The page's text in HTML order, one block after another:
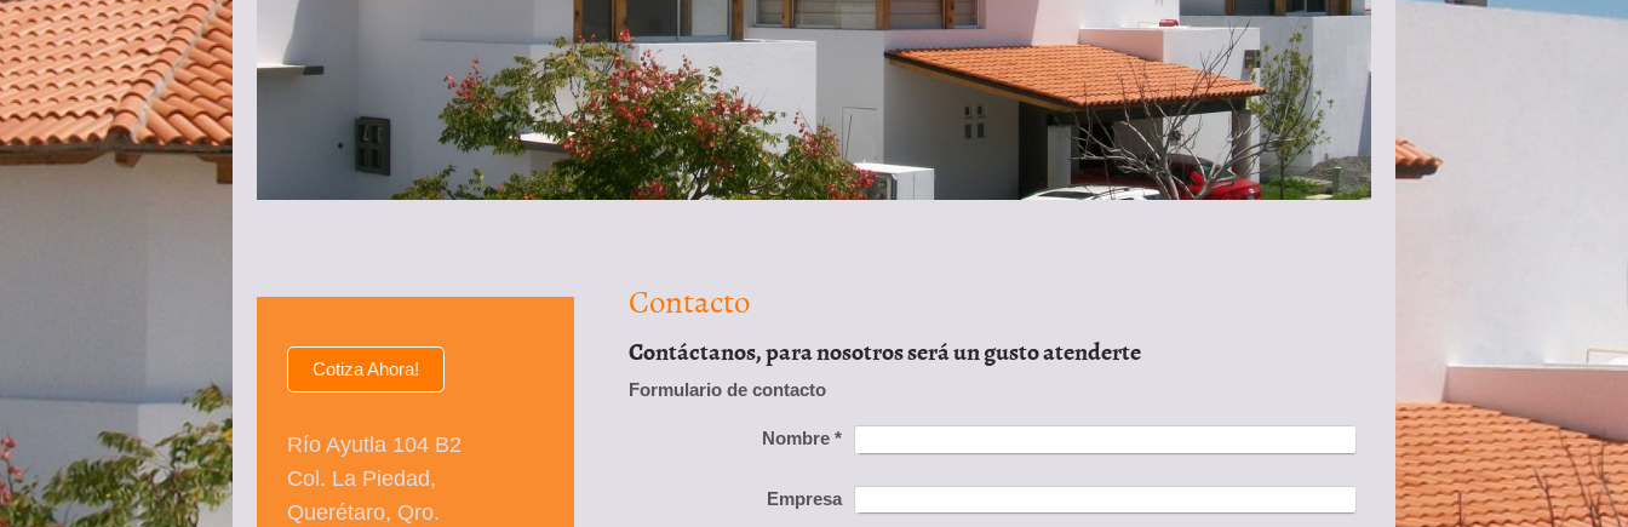
Contacto
Contáctanos, para nosotros será un gusto atenderte
Formulario de contacto
Nombre *
Empresa
Cotiza Ahora!
Río Ayutla 104 B2
Col. La Piedad,
Querétaro, Qro.